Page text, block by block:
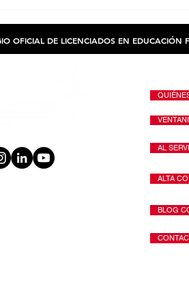
OFICIAL DE LICENCIADOS EN EDUCACIÓN
AL
ALTA
BLOG